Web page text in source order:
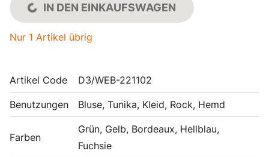
IN DEN EINKAUFSWAGEN
Nur 1 Artikel übrig
Artikel Code D3/WEB-221102
Benutzungen Bluse, Tunika, Kleid, Rock, Hemd
Farben
Grün, Gelb, Bordeaux, Hellblau,
Fuchsie